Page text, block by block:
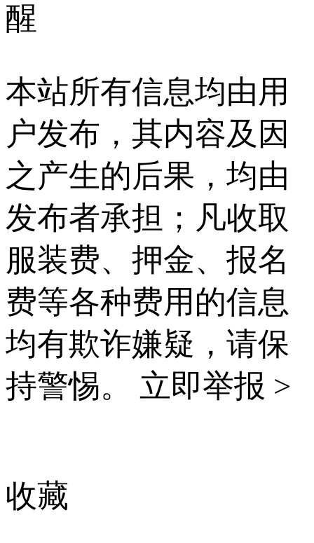
醒
本站所有信息均由用
户发布，其内容及因
之产生的后果，均由
发布者承担；凡收取
服装费、押金、报名
费等各种费用的信息
均有欺诈嫌疑，请保
持警惕。 立即举报 >
收藏